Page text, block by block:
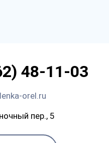
48-11-03
orel.ru
пер., 5